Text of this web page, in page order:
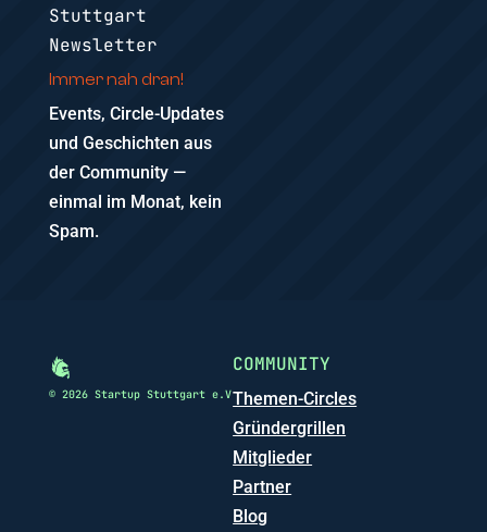
Stuttgart
Newsletter
Immer nah dran!
Events, Circle-Updates
und Geschichten aus
der Community —
einmal im Monat, kein
Spam.
© 2026 Startup Stuttgart e.V
COMMUNITY
Themen-Circles
Gründergrillen
Mitglieder
Partner
Blog